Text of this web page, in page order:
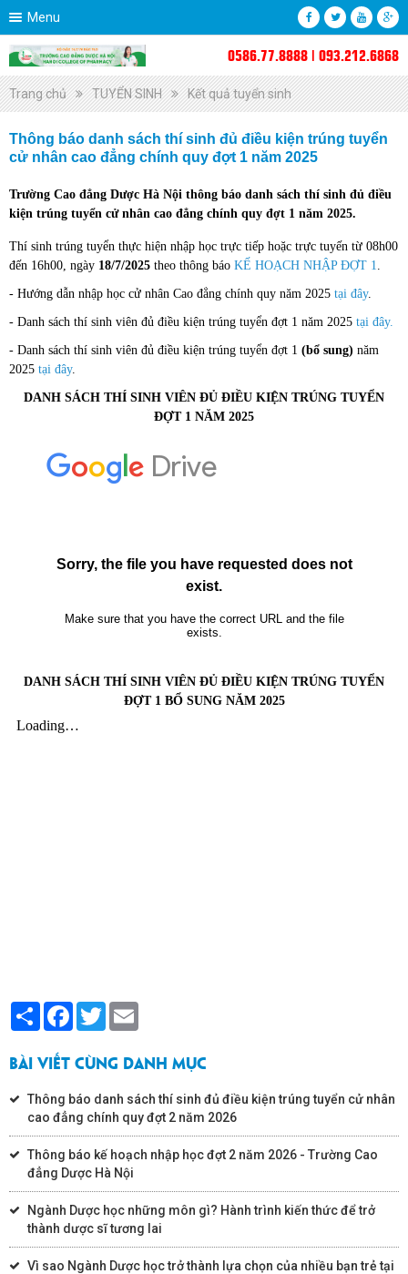
Menu
0586.77.8888 | 093.212.6868
Trang chủ TUYỂN SINH Kết quả tuyển sinh
Thông báo danh sách thí sinh đủ điều kiện trúng tuyển
cử nhân cao đẳng chính quy đợt 1 năm 2025
Trường Cao đẳng Dược Hà Nội thông báo danh sách thí sinh đủ điều
kiện trúng tuyển cử nhân cao đẳng chính quy đợt 1 năm 2025.
Thí sinh trúng tuyển thực hiện nhập học trực tiếp hoặc trực tuyến từ 08h00
đến 16h00, ngày 18/7/2025 theo thông báo KẾ HOẠCH NHẬP ĐỢT 1
- Hướng dẫn nhập học cử nhân Cao đẳng chính quy năm 2025 tại đây.
- Danh sách thí sinh viên đủ điều kiện trúng tuyển đợt 1 năm 2025 tại đây.
- Danh sách thí sinh viên đủ điều kiện trúng tuyển đợt 1 (bổ sung) năm
2025 tại đây.
DANH SÁCH THÍ SINH VIÊN ĐỦ ĐIỀU KIỆN TRÚNG TUYỂN
ĐỢT 1 NĂM 2025
DANH SÁCH THÍ SINH VIÊN ĐỦ ĐIỀU KIỆN TRÚNG TUYỂN
ĐỢT 1 BỔ SUNG NĂM 2025
Share Facebook
Twitter
BÀI VIẾT CÙNG DANH MỤC
Thông báo danh sách thí sinh đủ điều kiện trúng tuyển cử nhân
cao đẳng chính quy đợt 2 năm 2026
Thông báo kế hoạch nhập học đợt 2 năm 2026 - Trường Cao
đẳng Dược Hà Nội
Ngành Dược học những môn gì? Hành trình kiến thức để trở
thành dược sĩ tương lai
Vì sao Ngành Dược học trở thành lựa chọn của nhiều bạn trẻ tại